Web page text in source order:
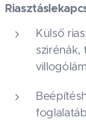
Külső
szirénák,